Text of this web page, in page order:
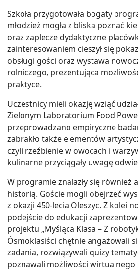
Szkoła przygotowała bogaty
młodzież mogła z bliska poznać
oraz zaplecze dydaktyczne
zainteresowaniem cieszył się
obsługi gości oraz wystawa
rolniczego, prezentująca
praktyce.
Uczestnicy mieli okazję wziąć
Zielonym Laboratorium Food
przeprowadzano empiryczne
zabrakło także elementów
czyli rzeźbienie w owocach i
kulinarne przyciągały uwagę
W programie znalazły się również
historią. Goście mogli obejrzeć
z okazji 450-lecia Oleszyc. Z kolei
podejście do edukacji
projektu „Myśląca Klasa – Z
Ósmoklasiści chętnie angażowali
zadania, rozwiązywali quizy
poznawali możliwości